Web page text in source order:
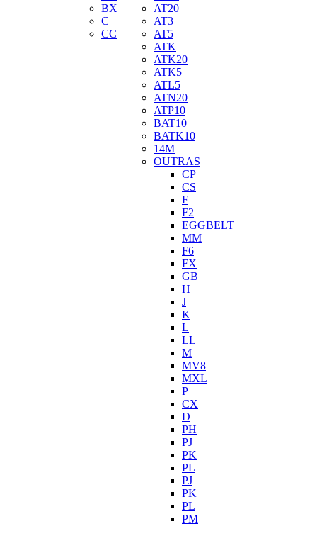
BX
C
CC
AT20
AT3
AT5
ATK
ATK20
ATK5
ATL5
ATN20
ATP10
BAT10
BATK10
14M
OUTRAS
CP
CS
F
F2
EGGBELT
MM
F6
FX
GB
H
J
K
L
LL
M
MV8
MXL
P
CX
D
PH
PJ
PK
PL
PJ
PK
PL
PM